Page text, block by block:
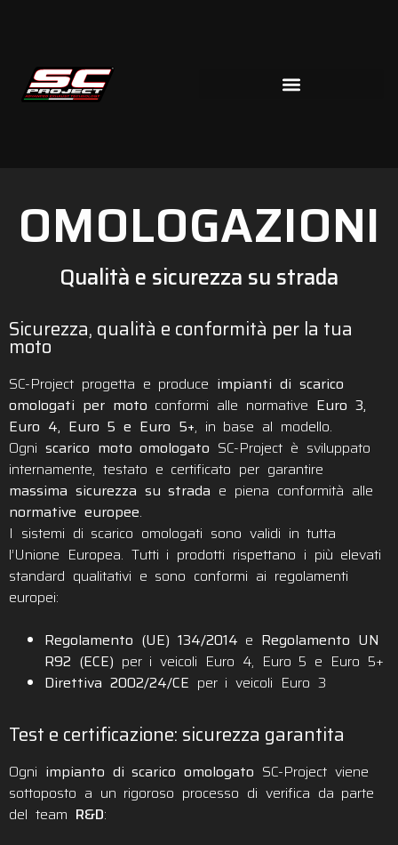
OMOLOGAZIONI
Qualità e sicurezza su strada
Sicurezza, qualità e conformità per la tua
moto
SC-Project progetta e produce impianti di scarico
omologati per moto conformi alle normative Euro 3,
Euro 4, Euro 5 e Euro 5+, in base al modello.
Ogni scarico moto omologato SC-Project è sviluppato
internamente, testato e certificato per garantire
massima sicurezza su strada e piena conformità alle
normative europee.
I sistemi di scarico omologati sono validi in tutta
l’Unione Europea. Tutti i prodotti rispettano i più elevati
standard qualitativi e sono conformi ai regolamenti
europei:
Regolamento (UE) 134/2014 e Regolamento UN
R92 (ECE) per i veicoli Euro 4, Euro 5 e Euro 5+
Direttiva 2002/24/CE per i veicoli Euro 3
Test e certificazione: sicurezza garantita
Ogni impianto di scarico omologato SC-Project viene
sottoposto a un rigoroso processo di verifica da parte
del team R&D: